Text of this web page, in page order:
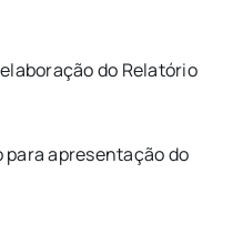
do Relatório
para apresentação do